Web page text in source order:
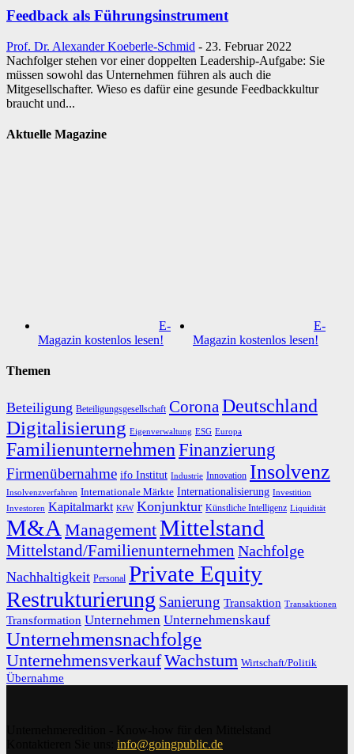
Feedback als Führungsinstrument
Prof. Dr. Alexander Koeberle-Schmid - 23. Februar 2022
Nachfolger stehen vor einer doppelten Leadership-Aufgabe: Sie
müssen sowohl das Unternehmen führen als auch die
Mitgesellschafter. Wieso es dafür eine gesunde Feedbackkultur
braucht und...
Aktuelle Magazine
E-
Magazin kostenlos lesen!
E-
Magazin kostenlos lesen!
Themen
Beteiligung Beteiligungsgesellschaft Corona Deutschland
Digitalisierung Eigenverwaltung ESG Europa
Familienunternehmen Finanzierung
Firmenübernahme ifo Institut Industrie Innovation Insolvenz
Insolvenzverfahren Internationale Märkte Internationalisierung Investition
Investoren Kapitalmarkt KfW Konjunktur Künstliche Intelligenz Liquidität
M&A ManagementMittelstand
Mittelstand/Familienunternehmen Nachfolge
Nachhaltigkeit Personal Private Equity
Restrukturierung Sanierung Transaktion Transaktionen
Transformation Unternehmen Unternehmenskauf
Unternehmensnachfolge
UnternehmensverkaufWachstum Wirtschaft/Politik
Übernahme
info@goingpublic.de